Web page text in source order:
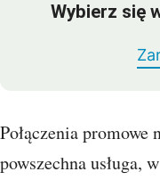
Wybierz się
Połączenia
powszechna usługa,